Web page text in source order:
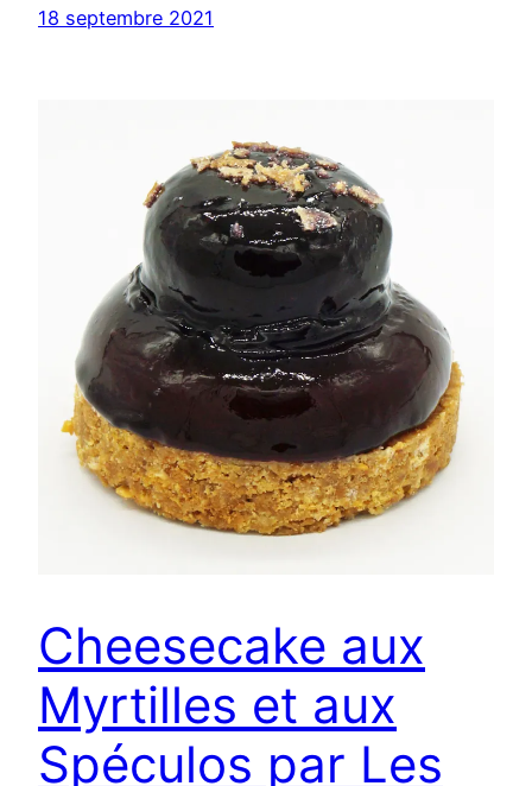
18 septembre 2021
Cheesecake aux
Myrtilles et aux
Spéculos par Les